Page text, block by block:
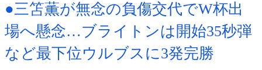
●三笘薫が無念の負傷交代でW杯出
場へ懸念…ブライトンは開始35秒弾
など最下位ウルブスに3発完勝